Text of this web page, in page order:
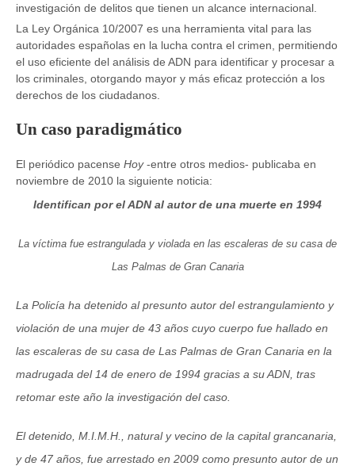
investigación de delitos que tienen un alcance internacional.
La Ley Orgánica 10/2007 es una herramienta vital para las
autoridades españolas en la lucha contra el crimen, permitiendo
el uso eficiente del análisis de ADN para identificar y procesar a
los criminales, otorgando mayor y más eficaz protección a los
derechos de los ciudadanos.
Un caso paradigmático
El periódico pacense Hoy-entre otros medios- publicaba en
noviembre de 2010 la siguiente noticia:
Identifican por el ADN al autor de una muerte en 1994
La víctima fue estrangulada y violada en las escaleras de su casa de
Las Palmas de Gran Canaria
La Policía ha detenido al presunto autor del estrangulamiento y
violación de una mujer de 43 años cuyo cuerpo fue hallado en
las escaleras de su casa de Las Palmas de Gran Canaria en la
madrugada del 14 de enero de 1994 gracias a su ADN, tras
retomar este año la investigación del caso.
El detenido, M.I.M.H., natural y vecino de la capital grancanaria,
y de 47 años, fue arrestado en 2009 como presunto autor de un